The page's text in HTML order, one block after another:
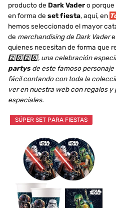
producto de Dark Vadero
en forma de set fiesta, aquí, en
hemos seleccionado el mayor
de merchandising de Dark Vader
quienes necesitan de forma que
2️⃣0️⃣2️⃣6️⃣, una celebración
partys de este famoso
fácil contando con toda la
ver en nuestra web con regalos
especiales.
SÚPER SET PARA FIESTAS